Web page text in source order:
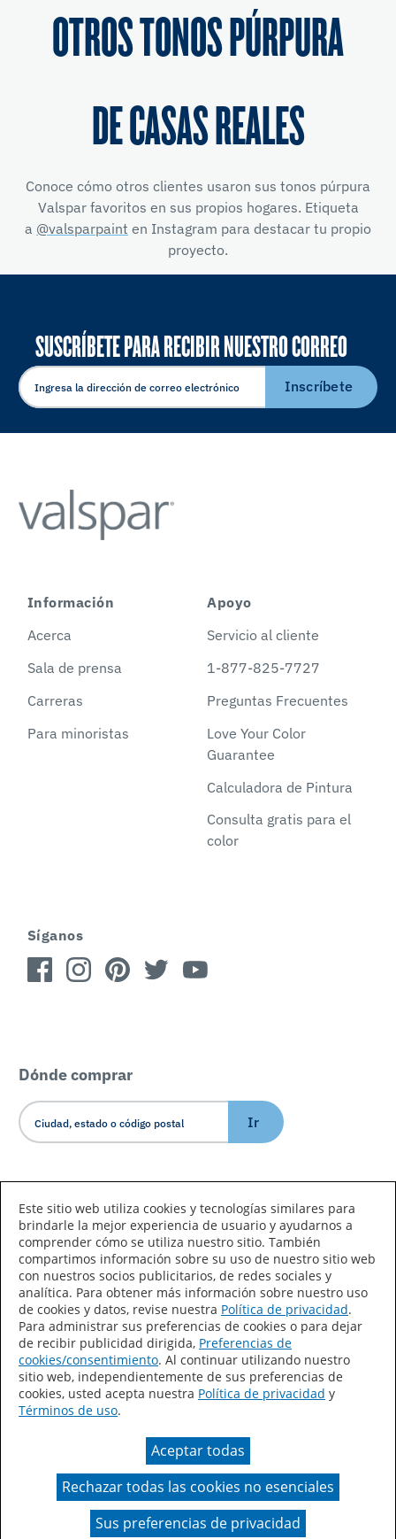
OTROS TONOS PÚRPURA
DE CASAS REALES
Conoce cómo otros clientes usaron sus tonos púrpura
Valspar favoritos en sus propios hogares. Etiqueta
a @valsparpaint en Instagram para destacar tu propio
proyecto.
SUSCRÍBETE PARA RECIBIR NUESTRO CORREO
ELECTRÓNICO
Inscríbete
Información
Acerca
Sala de prensa
Carreras
Para minoristas
Apoyo
Servicio al cliente
1-877-825-7727
Preguntas Frecuentes
Love Your Color
Guarantee
Calculadora de Pintura
Consulta gratis para el
color
Síganos
Dónde comprar
Ir
Declaración de accesibilidad
Mapa del sitio
Términos de uso
Privacidad
Sus preferencias de privacidad
Ley de Cadenas de Suministro de California
Un color real puede variar en comparación con la
presentación en pantalla.
Este sitio web utiliza cookies y tecnologías similares para
brindarle la mejor experiencia de usuario y ayudarnos a
comprender cómo se utiliza nuestro sitio. También
compartimos información sobre su uso de nuestro sitio web
con nuestros socios publicitarios, de redes sociales y
analítica. Para obtener más información sobre nuestro uso
de cookies y datos, revise nuestra Política de privacidad.
Para administrar sus preferencias de cookies o para dejar
de recibir publicidad dirigida, Preferencias de
cookies/consentimiento. Al continuar utilizando nuestro
sitio web, independientemente de sus preferencias de
cookies, usted acepta nuestra Política de privacidad y
Términos de uso.
Aceptar todas
Rechazar todas las cookies no esenciales
Sus preferencias de privacidad